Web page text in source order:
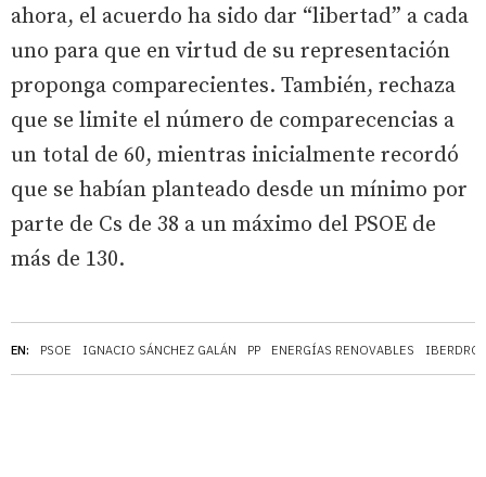
EN: PSOE IGNACIO SÁNCHEZ GALÁN PP ENERGÍAS RENOVABLES
ahora, el acuerdo ha sido dar “libertad” a cada
uno para que en virtud de su representación
proponga comparecientes. También, rechaza
que se limite el número de comparecencias a
un total de 60, mientras inicialmente recordó
que se habían planteado desde un mínimo por
parte de Cs de 38 a un máximo del PSOE de
más de 130.